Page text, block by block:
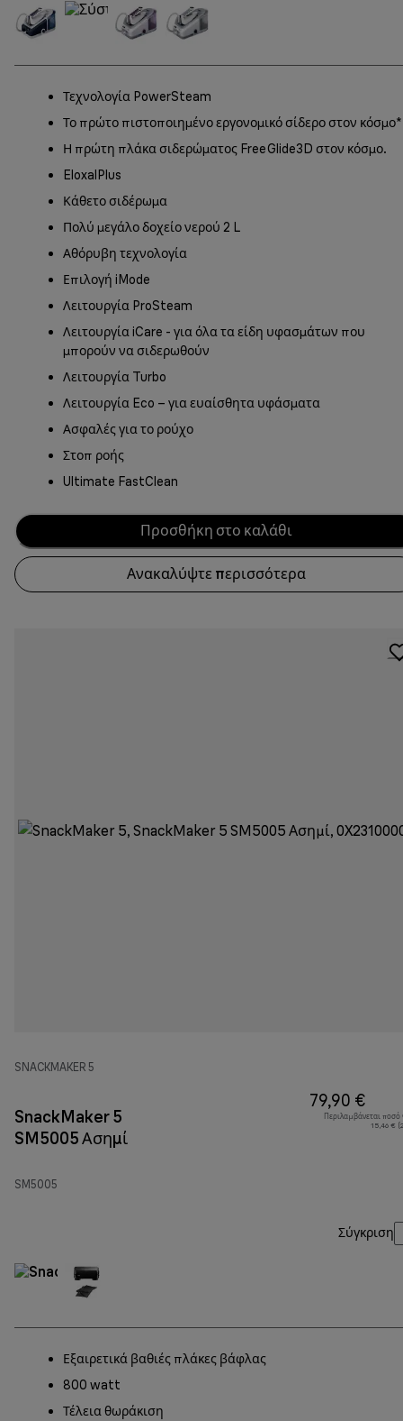
Τεχνολογία PowerSteam
Το πρώτο πιστοποιημένο εργονομικό σίδερο στον κόσμο*
Η πρώτη πλάκα σιδερώματος FreeGlide3D στον κόσμο.
EloxalPlus
Κάθετο σιδέρωμα
Πολύ μεγάλο δοχείο νερού 2 L
Αθόρυβη τεχνολογία
Επιλογή iMode
Λειτουργία ProSteam
Λειτουργία iCare - για όλα τα είδη υφασμάτων που
μπορούν να σιδερωθούν
Λειτουργία Turbo
Λειτουργία Eco – για ευαίσθητα υφάσματα
Ασφαλές για το ρούχο
Στοπ ροής
Ultimate FastClean
Προσθήκη στο καλάθι
Ανακαλύψτε περισσότερα
SNACKMAKER 5
SnackMaker 5
SM5005 Ασημί
SM5005
79,90 €
Περιλαμβάνεται
15,46 €
Σύγκριση
Εξαιρετικά βαθιές πλάκες βάφλας
800 watt
Τέλεια θωράκιση